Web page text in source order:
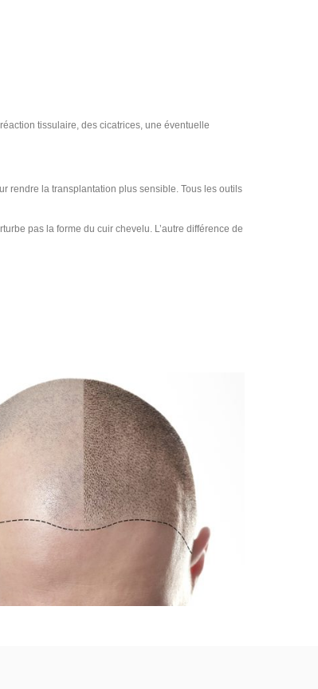
tissulaire, des cicatrices, une éventuelle
rendre la transplantation plus sensible. Tous les outils
pas la forme du cuir chevelu. L’autre différence de